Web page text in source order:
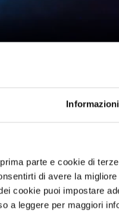
parte e cookie di
di avere la
cookie puoi impostare
a leggere per maggiori